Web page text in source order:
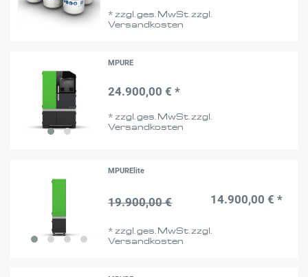
* zzgl. ges. MwSt. zzgl.
Versandkosten
MPURE
24.900,00 € *
* zzgl. ges. MwSt. zzgl.
Versandkosten
MPURElite
19.900,00 € 14.900,00 € *
* zzgl. ges. MwSt. zzgl.
Versandkosten